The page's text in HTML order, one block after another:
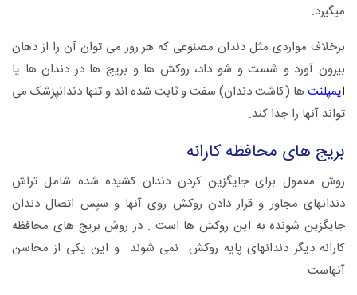
میگیرد.
برخلاف مواردی مثل دندان مصنوعی که هر روز می توان آن را از دهان
بیرون آورد و شست و شو داد، روکش ها و بریج ها در دندان ها یا
ایمپلنت ها (کاشت دندان) سفت و ثابت شده اند و تنها دندانپزشک می
تواند آنها را جدا کند.
بریج های محافظه کارانه
روش معمول برای جایگزین کردن دندان کشیده شده شامل تراش
دندانهای مجاور و قرار دادن روکش روی آنها و سپس اتصال دندان
جایگزین شونده به این روکش ها است . در روش بریج های محافظه
کارانه دیگر دندانهای پایه روکش نمی شوند و این یکی از محاسن
آنهاست.